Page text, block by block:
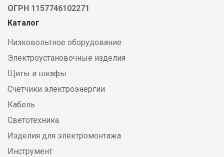
ОГРН 1157746102271
Каталог
Низковольтное оборудование
Электроустановочные изделия
Щиты и шкафы
Счетчики электроэнергии
Кабель
Светотехника
Изделия для электромонтажа
Инструмент